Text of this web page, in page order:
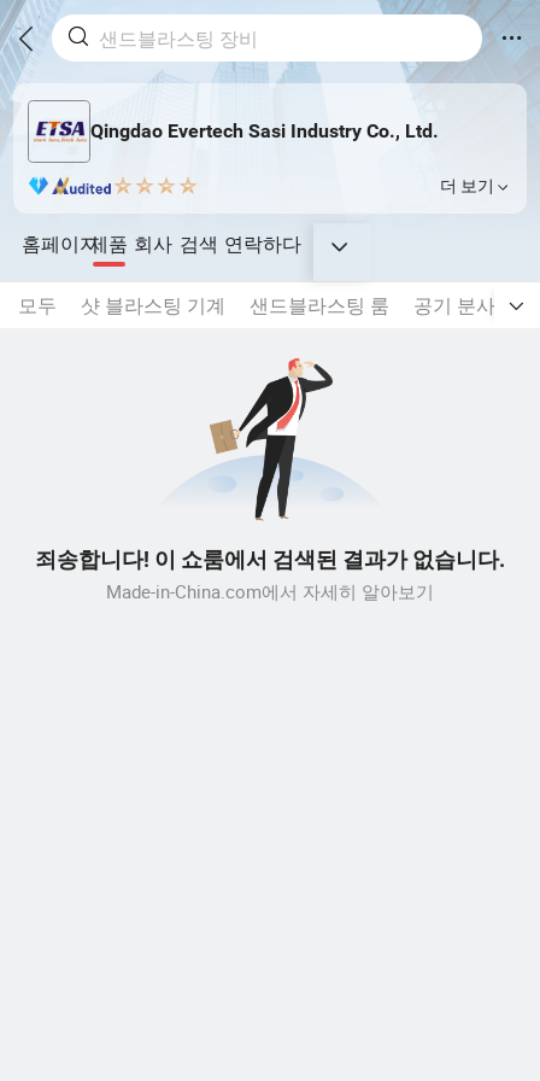
Qingdao Evertech Sasi Industry Co., Ltd.
더 보기
홈페이지제품 회사 검색 연락하다
모두 샷 블라스팅 기계 샌드블라스팅 룸 공기 분사 및
죄송합니다! 이 쇼룸에서 검색된 결과가 없습니다.
Made-in-China.com에서 자세히 알아보기